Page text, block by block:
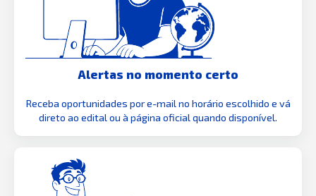
Alertas no momento certo
Receba oportunidades por e-mail no horário escolhido e vá
direto ao edital ou à página oficial quando disponível.